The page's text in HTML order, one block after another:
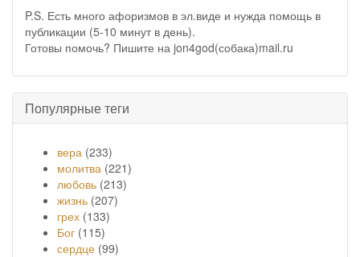
P.S. Есть много афоризмов в эл.виде и нужда помощь в
публикации (5-10 минут в день).
Готовы помочь? Пишите на jon4god(собака)mail.ru
Популярные теги
вера (233)
молитва (221)
любовь (213)
жизнь (207)
грех (133)
Бог (115)
сердце (99)